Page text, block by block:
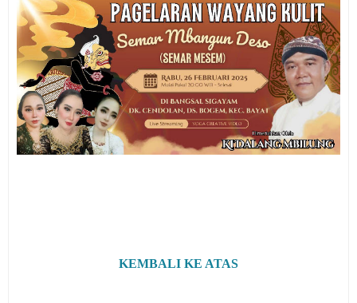
KEMBALI KE ATAS